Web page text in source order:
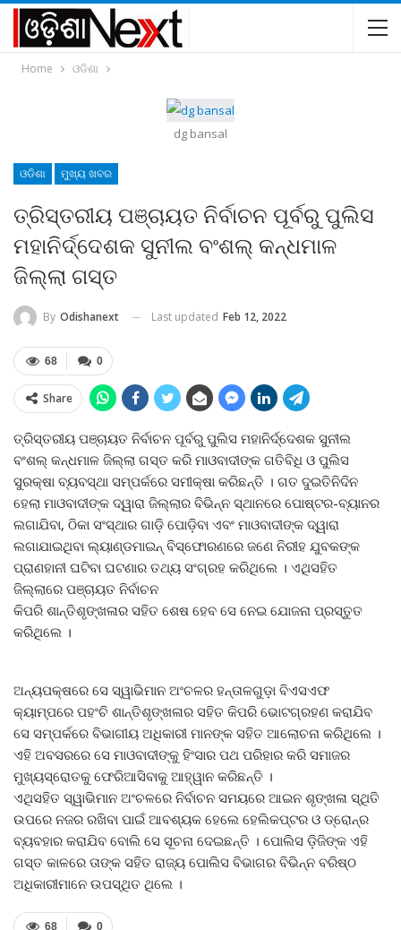
Home ଓଡିଶା
dg bansal
ଓଡିଶା ମୁଖ୍ୟ ଖବର
ତ୍ରିସ୍ତରୀୟ ପଞ୍ଚାୟତ ନିର୍ବାଚନ ପୂର୍ବରୁ ପୁଲିସ
ମହାନିର୍ଦ୍ଦେଶକ ସୁନୀଲ ବଂଶଲ୍‍ କନ୍ଧମାଳ
ଜିଲ୍ଲା ଗସ୍ତ
By Odishanext Last updated Feb 12, 2022
0
68
Share
ତ୍ରିସ୍ତରୀୟ ପଞ୍ଚାୟତ ନିର୍ବାଚନ ପୂର୍ବରୁ ପୁଲିସ ମହାନିର୍ଦ୍ଦେଶକ ସୁନୀଲ
ବଂଶଲ୍‍ କନ୍ଧମାଳ ଜିଲ୍ଲା ଗସ୍ତ କରି ମାଓବାଦୀଙ୍କ ଗତିବିଧି ଓ ପୁଲିସ
ସୁରକ୍ଷା ବ୍ୟବସ୍ଥା ସମ୍ପର୍କରେ ସମୀକ୍ଷା କରିଛନ୍ତି । ଗତ ଦୁଇତିନିଦିନ
ହେଲା ମାଓବାଦୀଙ୍କ ଦ୍ୱାରା ଜିଲ୍ଲାର ବିଭିନ୍ନ ସ୍ଥାନରେ ପୋଷ୍ଟର-ବ୍ୟାନର
ଲଗାଯିବା, ଠିକା ସଂସ୍ଥାର ଗାଡ଼ି ପୋଡ଼ିବା ଏବଂ ମାଓବାଦୀଙ୍କ ଦ୍ୱାରା
ଲଗାଯାଇଥିବା ଲ୍ୟାଣ୍ଡମାଇନ୍‍ ବିସ୍ଫୋରଣରେ ଜଣେ ନିରୀହ ଯୁବକଙ୍କ
ପ୍ରାଣହାନୀ ଘଟିବା ଘଟଣାର ତଥ୍ୟ ସଂଗ୍ରହ କରିଥିଲେ । ଏଥିସହିତ
ଜିଲ୍ଲାରେ ପଞ୍ଚାୟତ ନିର୍ବାଚନ
କିପରି ଶାନ୍ତିଶୃଙ୍ଖଳାର ସହିତ ଶେଷ ହେବ ସେ ନେଇ ଯୋଜନା ପ୍ରସ୍ତୁତ
କରିଥିଲେ ।
ଅନ୍ୟପକ୍ଷରେ ସେ ସ୍ୱାଭିମାନ ଅଂଚଳର ହନ୍ତାଳଗୁଡ଼ା ବିଏସଏଫ
କ୍ୟାମ୍ପରେ ପହଂଚି ଶାନ୍ତିଶୃଙ୍ଖଳାର ସହିତ କିପରି ଭୋଟଗ୍ରହଣ କରାଯିବ
ସେ ସମ୍ପର୍କରେ ବିଭାଗୀୟ ଅଧିକାରୀ ମାନଙ୍କ ସହିତ ଆଲୋଚନା କରିଥିଲେ ।
ଏହି ଅବସରରେ ସେ ମାଓବାଦୀଙ୍କୁ ହିଂସାର ପଥ ପରିହାର କରି ସମାଜର
ମୁଖ୍ୟସ୍ରୋତକୁ ଫେରିଆସିବାକୁ ଆହ୍ୱାନ କରିଛନ୍ତି ।
ଏଥିସହିତ ସ୍ୱାଭିମାନ ଅଂଚଳରେ ନିର୍ବାଚନ ସମୟରେ ଆଇନ ଶୃଙ୍ଖଳା ସ୍ଥିତି
ଉପରେ ନଜର ରଖିବା ପାଇଁ ଆବଶ୍ୟକ ହେଲେ ହେଲିକପ୍ଟର ଓ ଡ୍ରୋନ୍‌ର
ବ୍ୟବହାର କରାଯିବ ବୋଲି ସେ ସୂଚନା ଦେଇଛନ୍ତି । ପୋଲିସ ଡ଼ିଜିଙ୍କ ଏହି
ଗସ୍ତ କାଳରେ ତାଙ୍କ ସହିତ ରାଜ୍ୟ ପୋଲିସ ବିଭାଗର ବିଭିନ୍ନ ବରିଷ୍ଠ
ଅଧିକାରୀମାନେ ଉପସ୍ଥିତ ଥିଲେ ।
0
68